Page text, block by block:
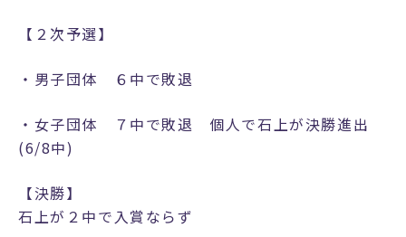
【２次予選】
・男子団体 ６中で敗退
・女子団体 ７中で敗退 個人で石上が決勝進出
(6/8中)
【決勝】
石上が２中で入賞ならず